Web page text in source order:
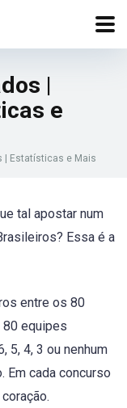
|
e
| Estatísticas e Mais
tal apostar num
Essa é a
entre os 80
equipes
5, 4, 3 ou nenhum
Em cada concurso